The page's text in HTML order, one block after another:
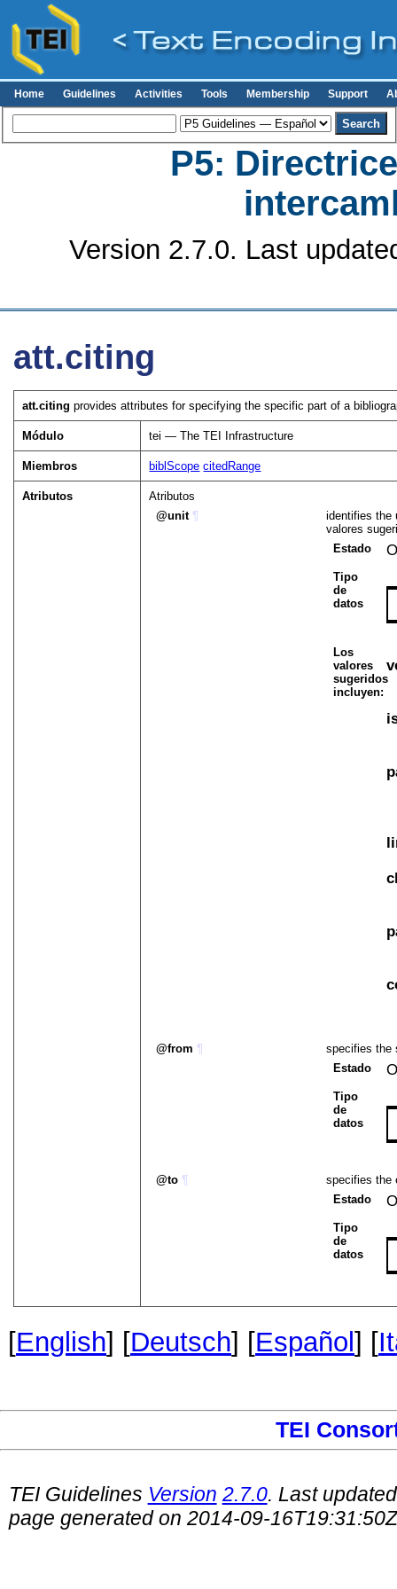
Home Guidelines Activities Tools Membership Support
P5:
Version 2.7.0. Last
att.citing
att.citing provides attributes for specifying the specific part of a
Módulo tei — The TEI Infrastructure
Miembros biblScope citedRange
Atributos
Atributos
unit ¶
identifies the
valores
Estado
Tipo
de
datos
Los
valores
sugeridos
incluyen:
from ¶
specifies the
Estado
Tipo
de
datos
to ¶
specifies the
Estado
Tipo
de
datos
[English] [Deutsch] [Español ] [
TEI
TEI Guidelines Version 2.7.0. Last
page generated on 2014-09-16T19:31:50Z